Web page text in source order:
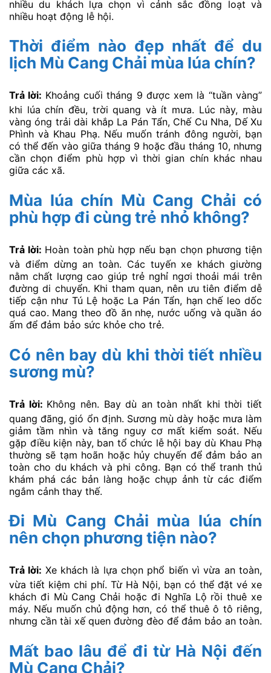
Các câu hỏi thưởng gặp khi
đi du lịch Mù Cang Chải vào
mùa lúa chín – FAQ
Mù Cang Chải có mấy mùa lúa
chín trong năm?
Trả lời:Mù Cang Chải có hai mùa lúa chín. Mùa sớm
vào khoảng cuối tháng 4 đến giữa tháng 5, chủ yếu ở
các thung lũng thấp như Tú Lệ. Mùa chính rơi vào giữa
thang đồng loạt chuyển vàng rực rỡ. Mùa chính được
nhiều du khách lựa chọn vì cảnh sắc đồng loạt và
nhiều hoạt động lễ hội.
Thời điểm nào đẹp nhất để du
lịch Mù Cang Chải mùa lúa chín?
Trả lời: Khoảng cuối tháng 9 được xem là “tuần vàng”
khi lúa chín đều, trời quang và ít mưa. Lúc này, màu
vàng óng trải dài khắp La Pán Tẩn, Chế Cu Nha, Dế Xu
Phình và Khau Phạ. Nếu muốn tránh đông người, bạn
cần chọn điểm phù hợp vì thời gian chín khác nhau
giữa các xã.
phù hợp đi cùng trẻ nhỏ không?
Trả lời:Hoàn toàn phù hợp nếu bạn chọn phương tiện
và điểm dừng an toàn. Các tuyến xe khách giường
đường di chuyển. Khi tham quan, nên ưu tiên điểm dễ
tiếp cận như Tú Lệ hoặc La Pán Tẩn, hạn chế leo dốc
quá cao. Mang theo đồ ăn nhẹ, nước uống và quần áo